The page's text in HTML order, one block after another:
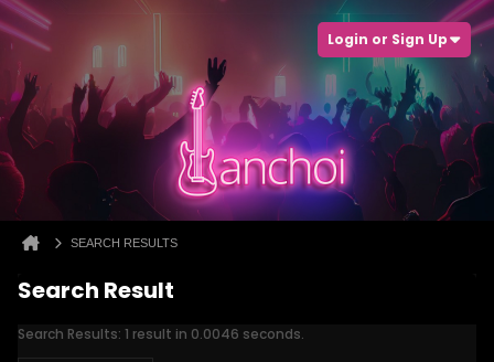
Login or Sign Up
SEARCH RESULTS
Search Result
Search Results: 1 result in 0.0046 seconds.